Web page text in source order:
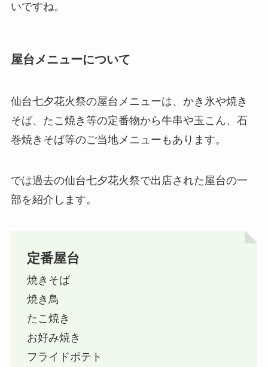
いですね。
屋台メニューについて
仙台七夕花火祭の屋台メニューは、かき氷や焼き
そば、たこ焼き等の定番物から牛串や玉こん、石
巻焼きそば等のご当地メニューもあります。
では過去の仙台七夕花火祭で出店された屋台の一
部を紹介します。
定番屋台
焼きそば
焼き鳥
たこ焼き
お好み焼き
フライドポテト